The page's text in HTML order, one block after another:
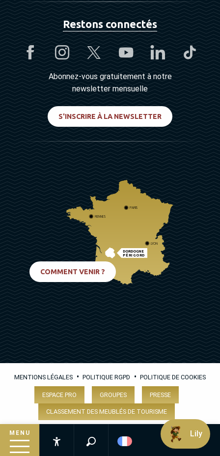
MENU
Recherche
Restons connectés
Abonnez-vous gratuitement à notre
newsletter mensuelle
S'INSCRIRE À LA NEWSLETTER
DORDOGNE
PÉRIGORD
PARIS
RENNES
LYON
COMMENT VENIR ?
MENTIONS LÉGALES • POLITIQUE RGPD • POLITIQUE DE COOKIES
ESPACE PRO GROUPES PRESSE
CLASSEMENT DES MEUBLÉS DE TOURISME
Lily